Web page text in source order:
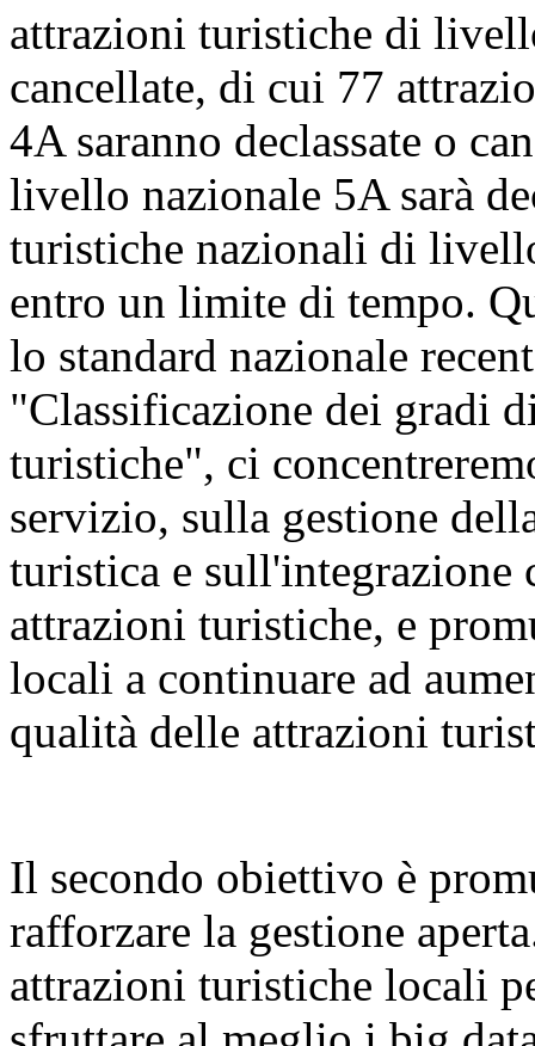
attrazioni turistiche di
cancellate, di cui 77
4A saranno declassate o
livello nazionale 5A sarà
turistiche nazionali di
entro un limite di tempo.
lo standard nazionale
"Classificazione dei gradi
turistiche", ci
servizio, sulla gestione
turistica e sull'integrazione
attrazioni turistiche, e
locali a continuare ad
qualità delle attrazioni
Il secondo obiettivo è
rafforzare la gestione
attrazioni turistiche locali